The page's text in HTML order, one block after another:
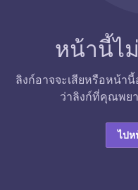
หน้านี้ไ
ลิงก์อาจจะเสียหรือหน้า
ว่าลิงก์ที่คุณพย
ไปห